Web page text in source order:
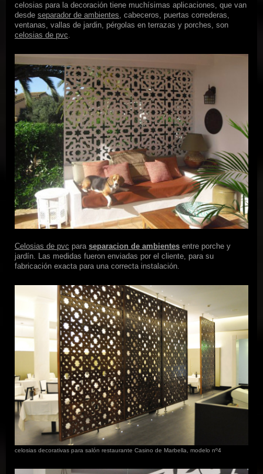
celosias para la decoración tiene muchísimas aplicaciones, que van
desde separador de ambientes, cabeceros, puertas correderas,
ventanas, vallas de jardin, pérgolas en terrazas y porches, son
celosias de pvc.
Celosias de pvc para separacion de ambientes entre porche y
jardín. Las medidas fueron enviadas por el cliente, para su
fabricación exacta para una correcta instalación.
celosias decorativas para salón restaurante Casino de Marbella, modelo nº4